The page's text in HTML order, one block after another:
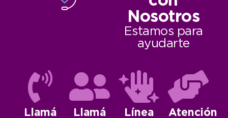
Nosotros
Estamos para
ayudarte
Llamá
Llamá
Línea
Atención